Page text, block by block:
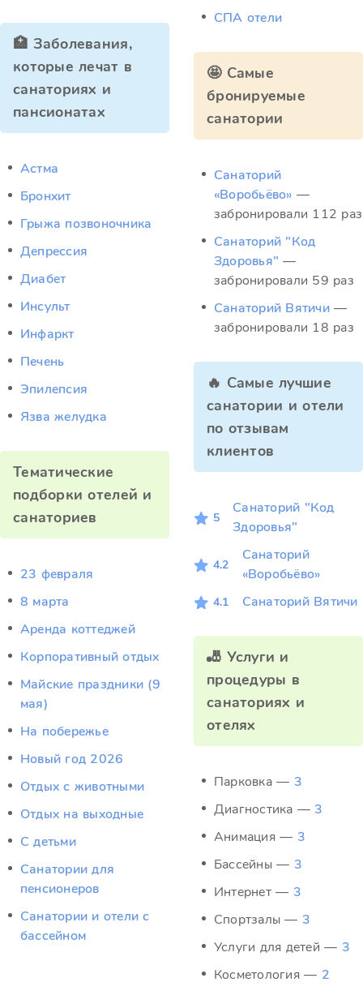
🏥 Заболевания,
которые лечат в
санаториях и
пансионатах
Астма
Бронхит
Грыжа позвоночника
Депрессия
Диабет
Инсульт
Инфаркт
Печень
Эпилепсия
Язва желудка
Тематические
подборки отелей и
санаториев
23 февраля
8 марта
Аренда коттеджей
Корпоративный отдых
Майские праздники (9
мая)
На побережье
Новый год 2026
Отдых c животными
Отдых на выходные
С детьми
Санатории для
пенсионеров
Санатории и отели с
бассейном
СПА отели
🤩 Самые
бронируемые
санатории
Санаторий
«Воробьёво» —
забронировали 112 раз
Санаторий "Код
Здоровья" —
забронировали 59 раз
Санаторий Вятичи —
забронировали 18 раз
🔥 Самые лучшие
санатории и отели
по отзывам
клиентов
5
Санаторий "Код
Здоровья"
4.2
Санаторий
«Воробьёво»
4.1 Санаторий Вятичи
🎳 Услуги и
процедуры в
санаториях и
отелях
Парковка — 3
Диагностика — 3
Анимация — 3
Бассейны — 3
Интернет — 3
Спортзалы — 3
Услуги для детей — 3
Косметология — 2